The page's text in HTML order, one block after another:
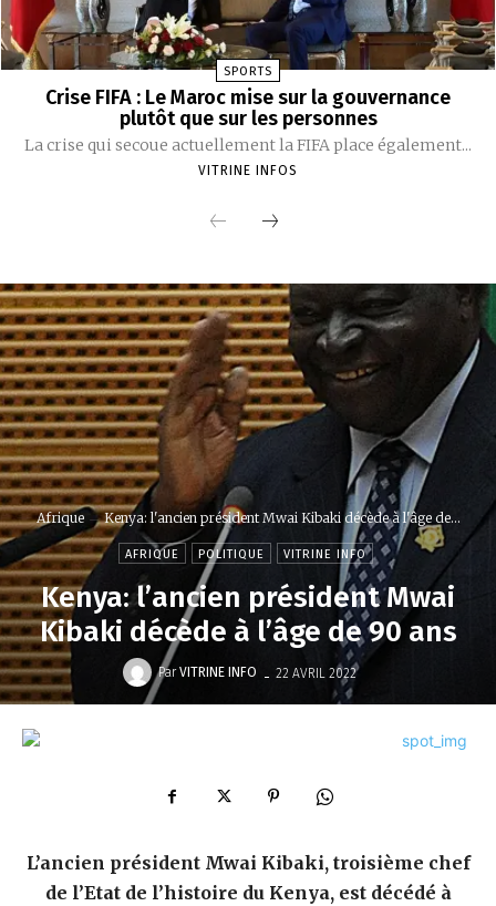
SPORTS
Crise FIFA : Le Maroc mise sur la gouvernance
plutôt que sur les personnes
La crise qui secoue actuellement la FIFA place également...
VITRINE INFOS